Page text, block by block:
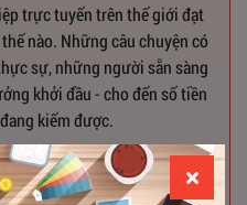
trực tuyến trên thế giới đạt
nào. Những câu chuyện có
sự, những người sẵn sàng
khởi đầu - cho đến số tiền
kiếm được.